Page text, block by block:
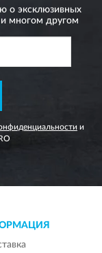
о эксклюзивных
и многом другом
и